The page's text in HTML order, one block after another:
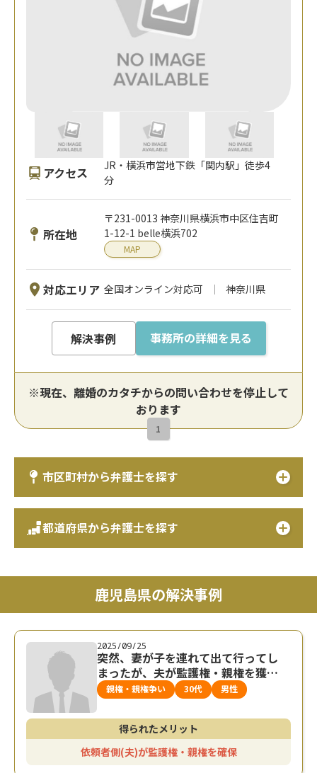
アクセス
JR・横浜市営地下鉄「関内駅」徒歩4
分
所在地
〒231-0013 神奈川県横浜市中区住吉町
1-12-1 belle横浜702
MAP
対応エリア 全国オンライン対応可 神奈川県
解決事例 事務所の詳細を見る
※現在、離婚のカタチからの問い合わせを停止して
おります
1
市区町村から弁護士を探す
都道府県から弁護士を探す
鹿児島県の解決事例
2025/09/25
突然、妻が子を連れて出て行ってし
まったが、夫が監護権・親権を獲得
できた事例
親権・親権争い 30代 男性
得られたメリット
依頼者側(夫)が監護権・親権を確保